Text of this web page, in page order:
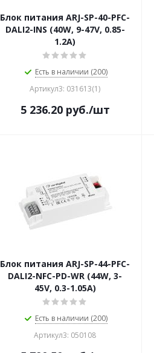
Блок питания ARJ-SP-40-PFC-
DALI2-INS (40W, 9-47V, 0.85-
1.2A)
Есть в наличии (200)
Артикул3: 031613(1)
5 236.20руб./шт
Блок питания ARJ-SP-44-PFC-
DALI2-NFC-PD-WR (44W, 3-
45V, 0.3-1.05A)
Есть в наличии (200)
Артикул3: 050108